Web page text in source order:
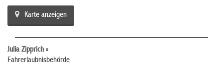
Karte anzeigen
Julia Zipprich »
Fahrerlaubnisbehörde